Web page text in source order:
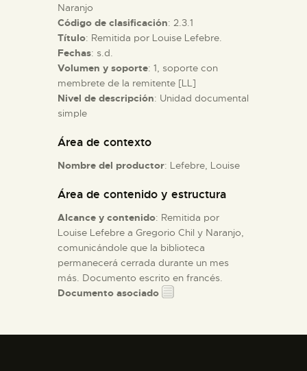
COLECCIONES
DIDÁCTICA
ESPAÑOL
Naranjo
Código de clasificación: 2.3.1
Título: Remitida por Louise Lefebre.
Fechas: s.d.
Volumen y soporte: 1, soporte con
membrete de la remitente [LL]
Nivel de descripción: Unidad documental
simple
Área de contexto
Nombre del productor: Lefebre, Louise
Área de contenido y estructura
Alcance y contenido: Remitida por
Louise Lefebre a Gregorio Chil y Naranjo,
comunicándole que la biblioteca
permanecerá cerrada durante un mes
más. Documento escrito en francés.
Documento asociado